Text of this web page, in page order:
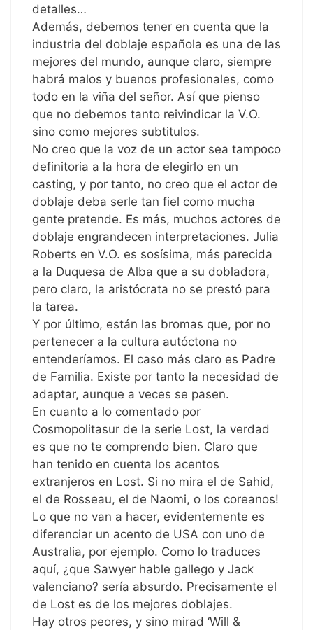
detalles…
Además, debemos tener en cuenta que la
industria del doblaje española es una de las
mejores del mundo, aunque claro, siempre
habrá malos y buenos profesionales, como
todo en la viña del señor. Así que pienso
que no debemos tanto reivindicar la V.O.
sino como mejores subtitulos.
No creo que la voz de un actor sea tampoco
definitoria a la hora de elegirlo en un
casting, y por tanto, no creo que el actor de
doblaje deba serle tan fiel como mucha
gente pretende. Es más, muchos actores de
doblaje engrandecen interpretaciones. Julia
Roberts en V.O. es sosísima, más parecida
a la Duquesa de Alba que a su dobladora,
pero claro, la aristócrata no se prestó para
la tarea.
Y por último, están las bromas que, por no
pertenecer a la cultura autóctona no
entenderíamos. El caso más claro es Padre
de Familia. Existe por tanto la necesidad de
adaptar, aunque a veces se pasen.
En cuanto a lo comentado por
Cosmopolitasur de la serie Lost, la verdad
es que no te comprendo bien. Claro que
han tenido en cuenta los acentos
extranjeros en Lost. Si no mira el de Sahid,
el de Rosseau, el de Naomi, o los coreanos!
Lo que no van a hacer, evidentemente es
diferenciar un acento de USA con uno de
Australia, por ejemplo. Como lo traduces
aquí, ¿que Sawyer hable gallego y Jack
valenciano? sería absurdo. Precisamente el
de Lost es de los mejores doblajes.
Hay otros peores, y sino mirad ‘Will &